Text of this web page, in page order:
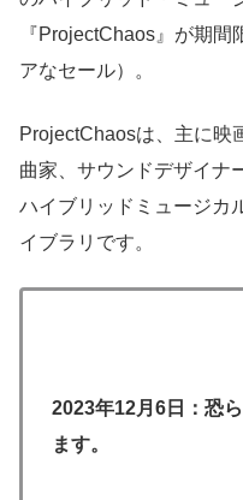
『ProjectChaos』が期
アなセール）。
ProjectChaosは、主に映
曲家、サウンドデザイナ
ハイブリッドミュージカ
イブラリです。
2023年12月6日：恐
ます。